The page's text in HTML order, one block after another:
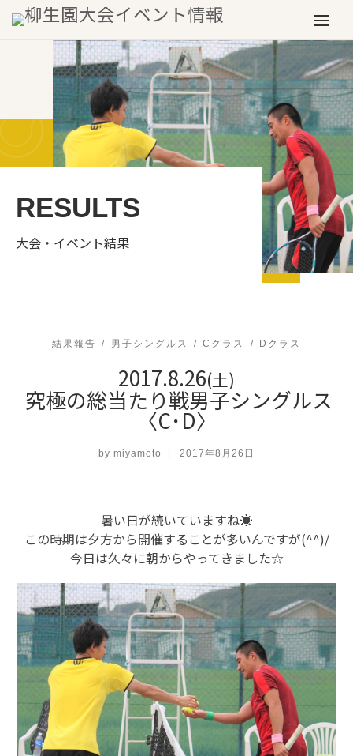
Skip to content
RESULTS
大会・イベント結果
結果報告 男子シングルス Cクラス Dクラス
2017.8.26(土)
究極の総当たり戦男子シングルス
〈C･D〉
by miyamoto 2017年8月26日
暑い日が続いていますね☀
この時期は夕方から開催することが多いんですが(^^)/
今日は久々に朝からやってきました☆